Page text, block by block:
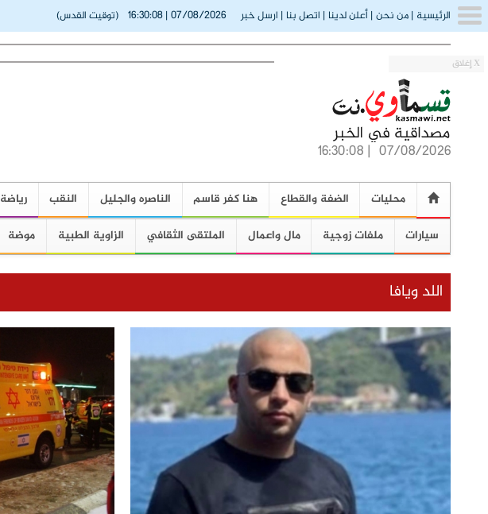
X إغلاق
الرئيسية |من نحن|أعلن لدينا | اتصل بنا | ارسل خبر 07/08/2026
|
16:30:10(توقيت القدس)
07/08/2026
|
16:30:10
محليات الضفة والقطاع هنا كفر قاسم الناصره والجليل النقب رياضة
سيارات
ملفات زوجية مال واعمال الملتقى الثقافي الزاوية الطبية موضة
اللد ويافا